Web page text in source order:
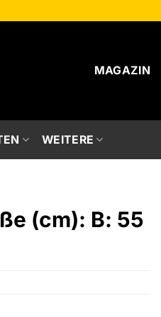
MAGAZIN
WEITERE
(cm): B: 55